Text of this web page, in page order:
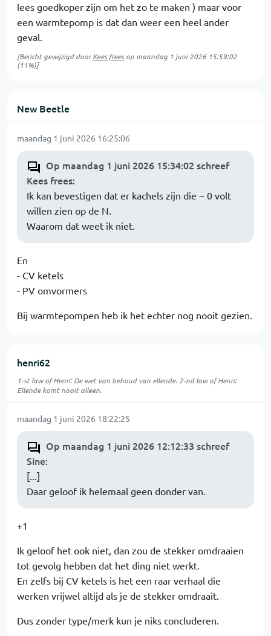
lees goedkoper zijn om het zo te maken ) maar voor
een warmtepomp is dat dan weer een heel ander
geval.
[Bericht gewijzigd doorKees freesop maandag 1 juni 2026 15:59:02
(11%)]
New Beetle
maandag 1 juni 2026 16:25:06
Op maandag 1 juni 2026 15:34:02 schreef
Kees frees:
Ik kan bevestigen dat er kachels zijn die ~ 0 volt
willen zien op de N.
Waarom dat weet ik niet.
En
- CV ketels
- PV omvormers
Bij warmtepompen heb ik het echter nog nooit gezien.
henri62
1-st law of Henri: De wet van behoud van ellende. 2-nd law of Henri:
Ellende komt nooit alleen.
maandag 1 juni 2026 18:22:25
Op maandag 1 juni 2026 12:12:33 schreef
Sine:
[...]
Daar geloof ik helemaal geen donder van.
+1
Ik geloof het ook niet, dan zou de stekker omdraaien
tot gevolg hebben dat het ding niet werkt.
En zelfs bij CV ketels is het een raar verhaal die
werken vrijwel altijd als je de stekker omdraait.
Dus zonder type/merk kun je niks concluderen.